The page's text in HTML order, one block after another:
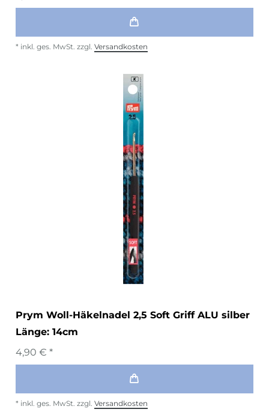
* inkl. ges. MwSt. zzgl. Versandkosten
Prym Woll-Häkelnadel 2,5 Soft Griff ALU silber
Länge: 14cm
4,90 € *
* inkl. ges. MwSt. zzgl. Versandkosten